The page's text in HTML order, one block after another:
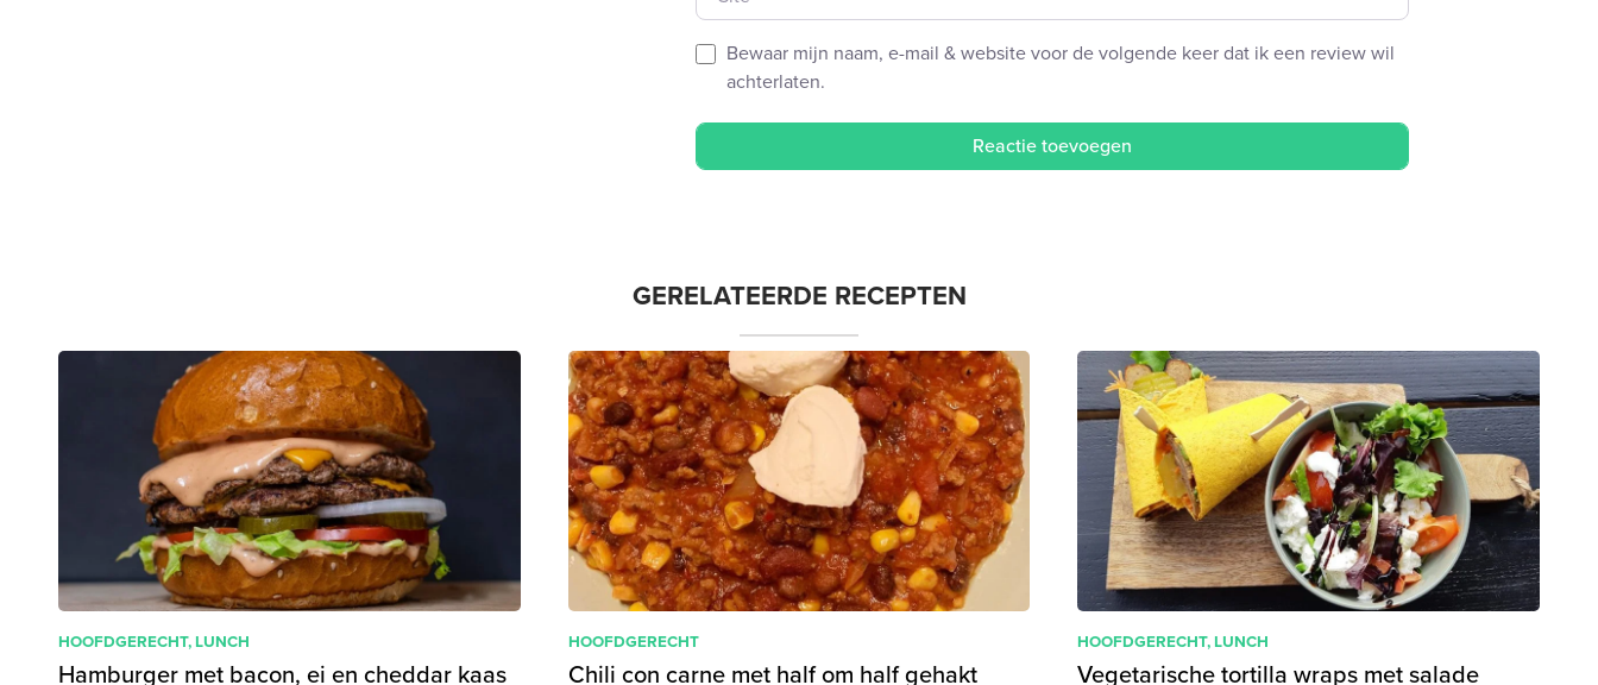
Bewaar mijn naam, e-mail & website voor de volgende keer dat ik een review wil
achterlaten.
GERELATEERDE RECEPTEN
HOOFDGERECHT,LUNCH
Hamburger met bacon, ei en cheddar kaas
HOOFDGERECHT
Chili con carne met half om half gehakt
HOOFDGERECHT,LUNCH
Vegetarische tortilla wraps met salade